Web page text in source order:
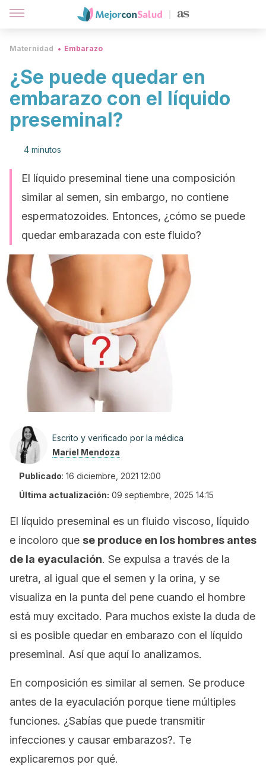
Maternidad Embarazo
¿Se puede quedar en
embarazo con el líquido
preseminal?
4 minutos
El líquido preseminal tiene una composición
similar al semen, sin embargo, no contiene
espermatozoides. Entonces, ¿cómo se puede
quedar embarazada con este fluido?
Escrito y verificado por la médica
Mariel Mendoza
Publicado: 16 diciembre, 2021 12:00
Última actualización: 09 septiembre, 2025 14:15
El líquido preseminal es un fluido viscoso, líquido
e incoloro que se produce en los hombres antes
de la eyaculación. Se expulsa a través de la
uretra, al igual que el semen y la orina, y se
visualiza en la punta del pene cuando el hombre
está muy excitado. Para muchos existe la duda de
si es posible quedar en embarazo con el líquido
preseminal. Así que aquí lo analizamos.
En composición es similar al semen. Se produce
antes de la eyaculación porque tiene múltiples
funciones. ¿Sabías que puede transmitir
infecciones y causar embarazos?. Te
explicaremos por qué.